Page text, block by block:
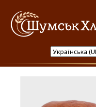
Шумськ Хліб